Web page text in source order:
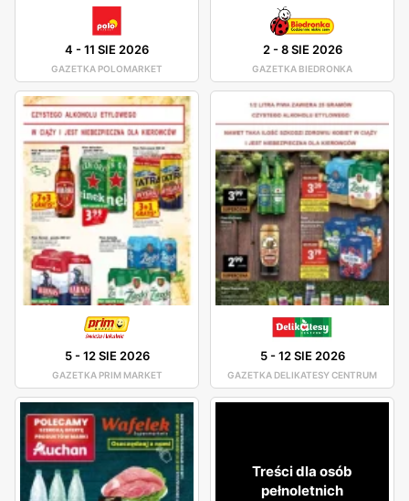
4 -11 SIE 2026
GAZETKA POLOMARKET
2-8 SIE 2026
GAZETKA BIEDRONKA
5-12 SIE 2026
GAZETKA PRIM MARKET
5-12 SIE 2026
GAZETKA DELIKATESY CENTRUM
Treści dla osób
pełnoletnich